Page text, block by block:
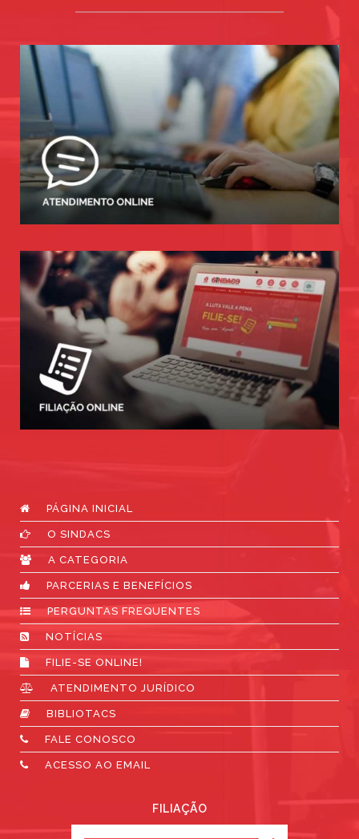
PÁGINA INICIAL
O SINDACS
A CATEGORIA
PARCERIAS E BENEFÍCIOS
PERGUNTAS FREQUENTES
NOTÍCIAS
FILIE-SE ONLINE!
ATENDIMENTO JURÍDICO
BIBLIOTACS
FALE CONOSCO
ACESSO AO EMAIL
FILIAÇÃO